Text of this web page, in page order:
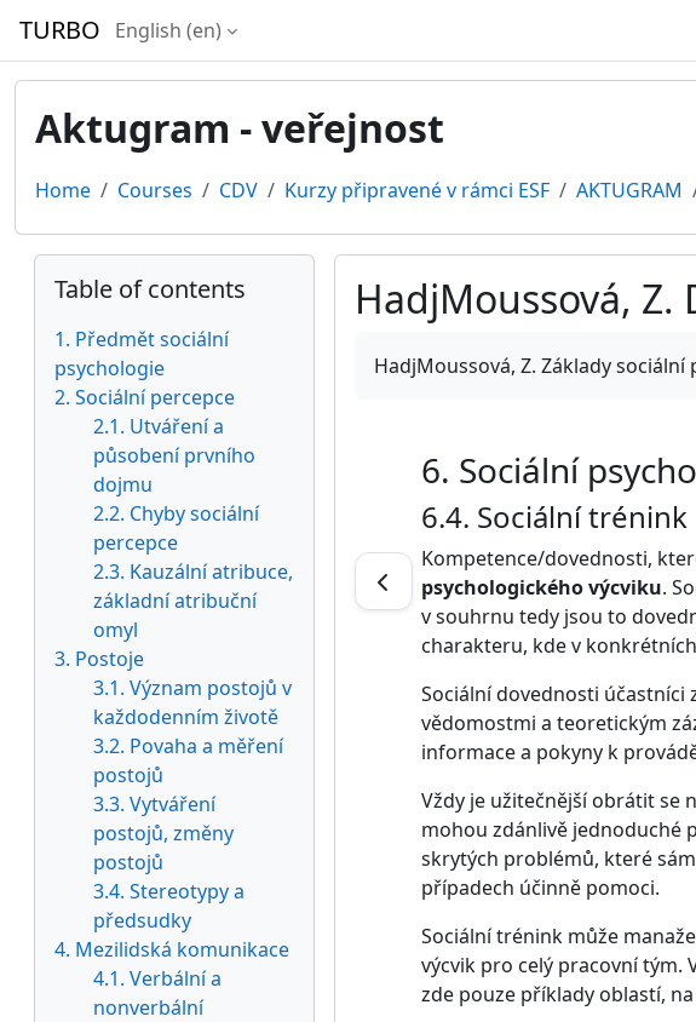
TURBO English ‎(en)‎
Aktugram - veřejnost
Home Courses CDV Kurzy připravené v rámci ESF AKTUGRAM
HadjMoussová,
HadjMoussová, Z. Základy sociální
6. Sociální
6.4. Sociální trénink
Kompetence/dovednosti,
psychologického výcviku.
v souhrnu tedy jsou to
charakteru, kde v
Sociální dovednosti
vědomostmi a teoretickým
informace a pokyny k
Vždy je užitečnější obrátit se
mohou zdánlivě jednoduché
skrytých problémů, které
případech účinně pomoci.
Sociální trénink může
výcvik pro celý pracovní tým.
zde pouze příklady oblastí,
Blocks
Skip Table of contents
Table of contents
1. Předmět sociální
psychologie
2. Sociální percepce
2.1. Utváření a
působení prvního
dojmu
2.2. Chyby sociální
percepce
2.3. Kauzální atribuce,
základní atribuční
omyl
3. Postoje
3.1. Význam postojů v
každodenním životě
3.2. Povaha a měření
postojů
3.3. Vytváření
postojů, změny
postojů
3.4. Stereotypy a
předsudky
4. Mezilidská komunikace
4.1. Verbální a
nonverbální